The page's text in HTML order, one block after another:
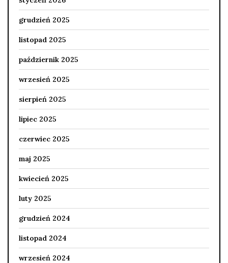
grudzień 2025
listopad 2025
październik 2025
wrzesień 2025
sierpień 2025
lipiec 2025
czerwiec 2025
maj 2025
kwiecień 2025
luty 2025
grudzień 2024
listopad 2024
wrzesień 2024